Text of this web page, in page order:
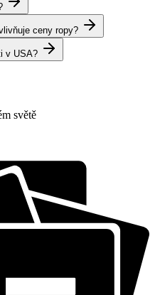
ceny ropy?
v USA?
světě